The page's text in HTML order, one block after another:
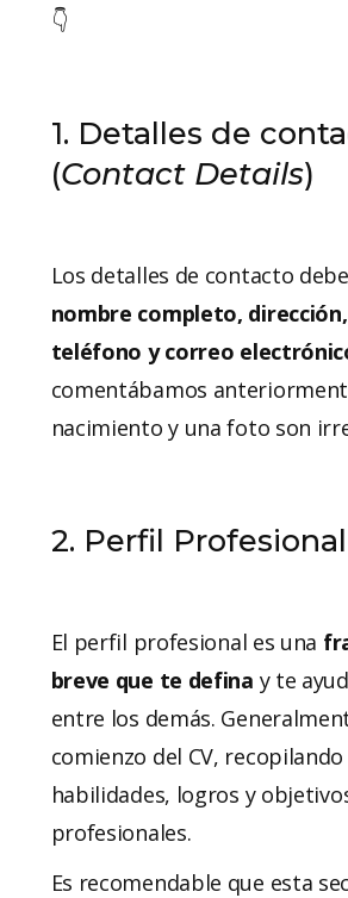
👇
1. Detalles de
(Contact Details)
Los detalles de contacto
nombre completo,
teléfono y correo
comentábamos
nacimiento y una foto son
2. Perfil
El perfil profesional es una
breve que te defina y te
entre los demás.
comienzo del CV,
habilidades, logros y
profesionales.
Es recomendable que esta